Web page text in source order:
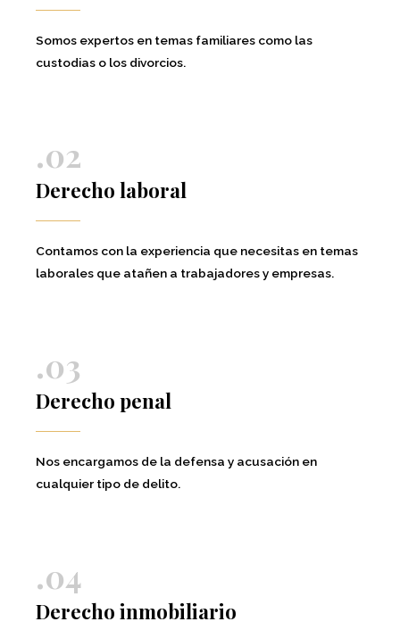
Somos expertos en temas familiares como las
custodias o los divorcios.
.02
Derecho laboral
Contamos con la experiencia que necesitas en temas
laborales que atañen a trabajadores y empresas.
.03
Derecho penal
Nos encargamos de la defensa y acusación en
cualquier tipo de delito.
.04
Derecho inmobiliario